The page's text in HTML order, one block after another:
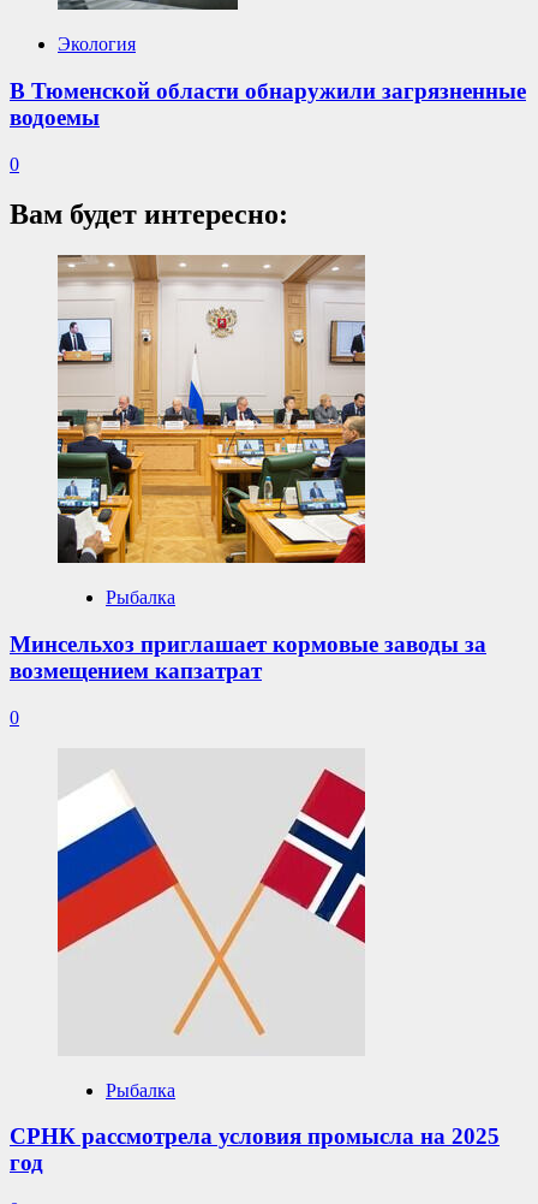
Экология
В Тюменской области обнаружили загрязненные
водоемы
0
Вам будет интересно:
Рыбалка
Минсельхоз приглашает кормовые заводы за
возмещением капзатрат
0
Рыбалка
СРНК рассмотрела условия промысла на 2025
год